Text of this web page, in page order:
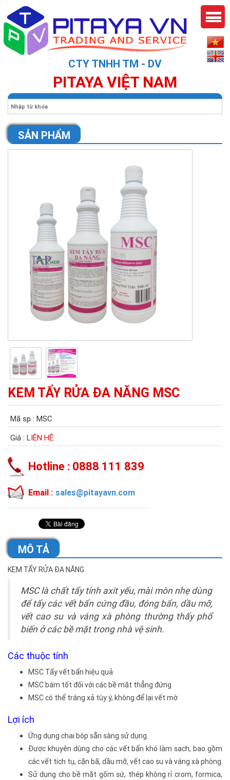
CTY TNHH TM - DV
PITAYA VIỆT NAM
SẢN PHẨM
KEM TẨY RỬA ĐA NĂNG MSC
Mã sp : MSC
Giá : LIÊN HỆ
Hotline : 0888 111 839
Email : sales@pitayavn.com
MÔ TẢ
KEM TẨY RỬA ĐA NĂNG
MSC là chất tẩy tính axit yếu, mài mòn nhẹ dùng
để tẩy các vết bẩn cứng đầu, đóng bẩn, dầu mỡ,
vết cao su và váng xà phòng thường thấy phổ
biến ở các bề mặt trong nhà vệ sinh.
Các thuộc tính
MSC Tẩy vết bẩn hiệu quả
MSC bám tốt đối với các bề mặt thẳng đứng
MSC có thể tráng xả tùy ý, không để lại vết mờ
Lợi ích
Ứng dụng chai bóp sẵn sàng sử dụng.
Được khuyên dùng cho các vết bẩn khó làm sạch, bao gồm
các vết tích tụ, cặn bã, dầu mỡ, vết cao su và váng xà phòng
Sử dụng cho bề mặt gốm sứ, thép không rỉ crom, formica,